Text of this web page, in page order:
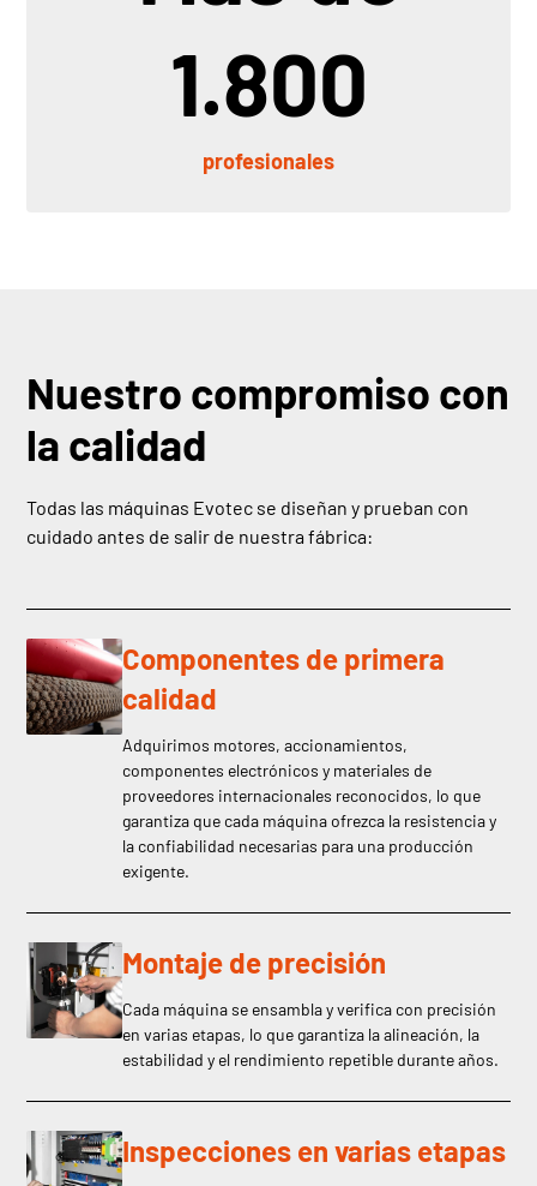
1.800
profesionales
Nuestro compromiso con
la calidad
Todas las máquinas Evotec se diseñan y prueban con
cuidado antes de salir de nuestra fábrica:
Componentes de primera
calidad
Adquirimos motores, accionamientos,
componentes electrónicos y materiales de
proveedores internacionales reconocidos, lo que
garantiza que cada máquina ofrezca la resistencia y
la confiabilidad necesarias para una producción
exigente.
Montaje de precisión
Cada máquina se ensambla y verifica con precisión
en varias etapas, lo que garantiza la alineación, la
estabilidad y el rendimiento repetible durante años.
Inspecciones en varias etapas